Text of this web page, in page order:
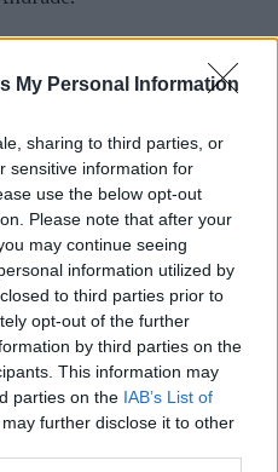
My Personal Information
sharing to third parties, or
sensitive information for
use the below opt-out
Please note that after your
may continue seeing
information utilized by
to third parties prior to
opt-out of the further
by third parties on the
This information may
parties on the IAB’s List of
further disclose it to other
pela suas paisagens,
residentes, turistas e
distingue jornalista José
unem-se para dar voz
Azul
açorianas radicadas nos
editora americana Bruma
Instituto Português Além-
Estado da Califórnia em
Letras Lavadas, com sede
escreve que “os Açores
se arquipélagos-
o outro, cada um
do outro. No cerne
Andrade — a incansável
Açores e a sua diáspora”.
A LER
Youtube para o
talentos” em